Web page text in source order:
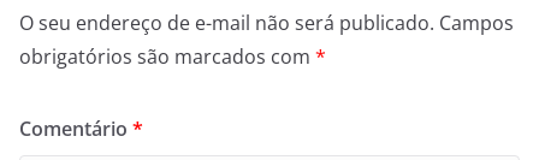
O seu endereço de e-mail não será publicado. Campos
obrigatórios são marcados com *
Comentário *